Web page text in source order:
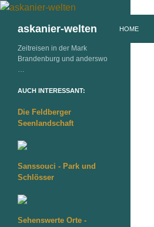
askanier-welten
HOME
Zeitreisen in der Mark
Brandenburg und anderswo
AUCH INTERESSANT:
Die Feldberger
Seenlandschaft
Sanssouci - Park und
Schlösser
Sehenswerte Orte -